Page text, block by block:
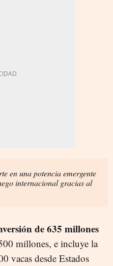
en una potencia emergente
internacional gracias al
de 635 millones
millones, e incluye la
vacas desde Estados